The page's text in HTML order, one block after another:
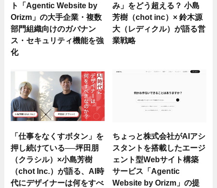
ト「Agentic Website by
Orizm」の大手企業・複数
部門組織向けのガバナン
ス・セキュリティ機能を強
化
み」をどう超える？ 小島
芳樹（chot inc）× 鈴木源
大（レディクル）が語る営
業戦略
「仕事をなくすボタン」を
押し続けている──坪田朋
（クラシル）×小島芳樹
（chot Inc.）が語る、AI時
代にデザイナーは何をすべ
ちょっと株式会社がAIアシ
スタントを搭載したエージ
ェント型Webサイト構築
サービス「Agentic
Website by Orizm」の提